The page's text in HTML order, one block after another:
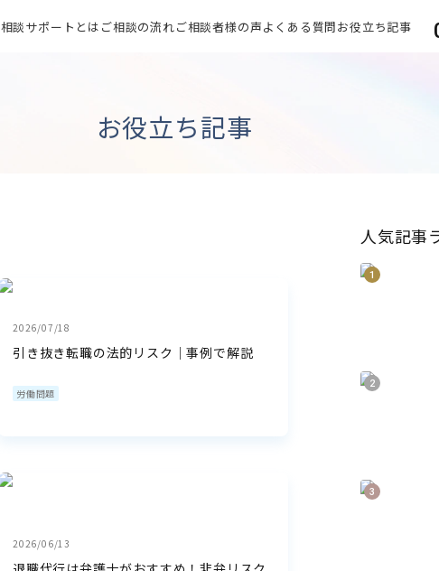
相談サポートとは ご相談の流れご相談者様の声よくある質問お役立ち記事
お役立ち記事
2026/07/18
引き抜き転職の法的リスク｜事例で解説
労働問題
2026/06/13
人気記事